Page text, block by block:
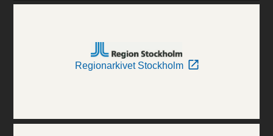
Regionarkivet Stockholm